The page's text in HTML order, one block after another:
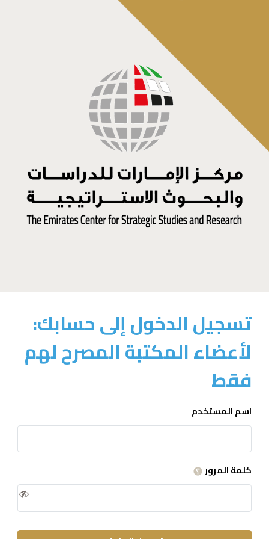
تسجيل الدخول إلى حسابك:
لأعضاء المكتبة المصرح لهم
فقط
اسم المستخدم
كلمة المرور